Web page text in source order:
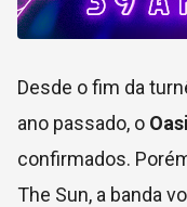
Desde o fim da
ano passado, o
confirmados.
The Sun, a banda